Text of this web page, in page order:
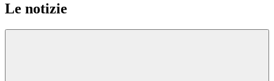
Le notizie